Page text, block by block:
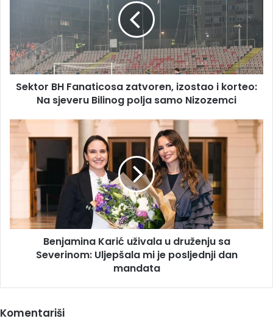
korteo:
Na
sjeveru
Bilinog
Nizozemci
Sektor BH Fanaticosa zatvoren, izostao i korteo:
Na sjeveru Bilinog polja samo Nizozemci
Benjamina
Karić
uživala
druženju
Severinom:
Uljepšala
mi
posljednji
Benjamina Karić uživala u druženju sa
Severinom: Uljepšala mi je posljednji dan
mandata
Komentariši